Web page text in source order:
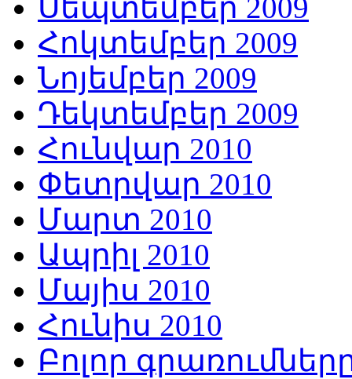
Սեպտեմբեր 2009
Հոկտեմբեր 2009
Նոյեմբեր 2009
Դեկտեմբեր 2009
Հունվար 2010
Փետրվար 2010
Մարտ 2010
Ապրիլ 2010
Մայիս 2010
Հունիս 2010
Բոլոր